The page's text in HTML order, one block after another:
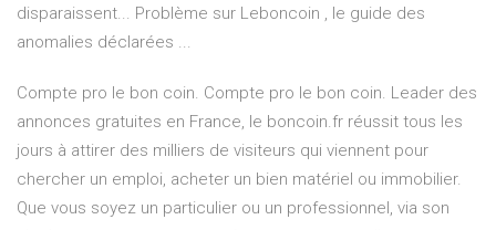
disparaissent... Problème sur Leboncoin , le guide des
anomalies déclarées ...
Compte pro le bon coin. Compte pro le bon coin. Leader des
annonces gratuites en France, le boncoin.fr réussit tous les
jours à attirer des milliers de visiteurs qui viennent pour
chercher un emploi, acheter un bien matériel ou immobilier.
Que vous soyez un particulier ou un professionnel, via son